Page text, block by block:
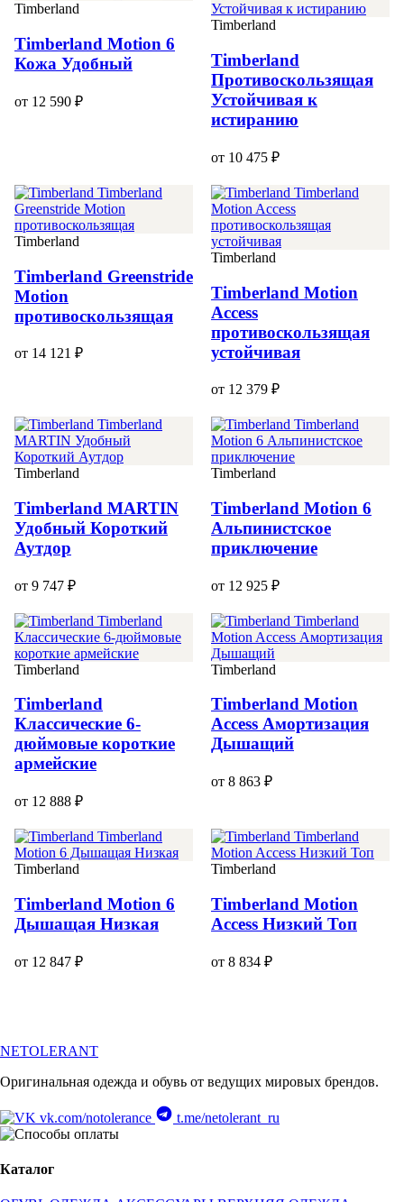
Timberland
Timberland Motion 6
Кожа Удобный
от 12 590 ₽
Timberland
Timberland
Противоскользящая
Устойчивая к
истиранию
от 10 475 ₽
Timberland
Timberland Greenstride
Motion
противоскользящая
от 14 121 ₽
Timberland
Timberland Motion
Access
противоскользящая
устойчивая
от 12 379 ₽
Timberland
Timberland MARTIN
Удобный Короткий
Аутдор
от 9 747 ₽
Timberland
Timberland Motion 6
Альпинистское
приключение
от 12 925 ₽
Timberland
Timberland
Классические 6-
дюймовые короткие
армейские
от 12 888 ₽
Timberland
Timberland Motion
Access Амортизация
Дышащий
от 8 863 ₽
Timberland
Timberland Motion 6
Дышащая Низкая
от 12 847 ₽
Timberland
Timberland Motion
Access Низкий Топ
от 8 834 ₽
NETOLERANT
Оригинальная одежда и обувь от ведущих мировых брендов.
vk.com/notolerance t.me/netolerant_ru
Каталог